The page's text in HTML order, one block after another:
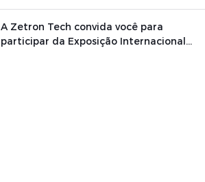
A Zetron Tech convida você para
participar da Exposição Internacional